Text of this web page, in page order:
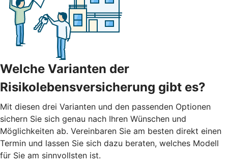
Welche Varianten der
Risikolebensversicherung gibt es?
Mit diesen drei Varianten und den passenden Optionen
sichern Sie sich genau nach Ihren Wünschen und
Möglichkeiten ab. Vereinbaren Sie am besten direkt einen
Termin und lassen Sie sich dazu beraten, welches Modell
für Sie am sinnvollsten ist.